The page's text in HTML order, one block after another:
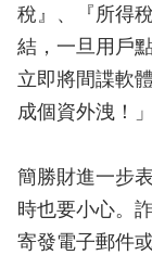
稅』、『所得
結，一旦用戶
立即將間諜軟
成個資外洩！」
簡勝財進一步
時也要小心。
寄發電子郵件